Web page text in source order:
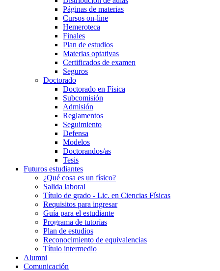
Páginas de materias
Cursos on-line
Hemeroteca
Finales
Plan de estudios
Materias optativas
Certificados de examen
Seguros
Doctorado
Doctorado en Física
Subcomisión
Admisión
Reglamentos
Seguimiento
Defensa
Modelos
Doctorandos/as
Tesis
Futuros estudiantes
¿Qué cosa es un físico?
Salida laboral
Título de grado - Lic. en Ciencias Físicas
Requisitos para ingresar
Guía para el estudiante
Programa de tutorías
Plan de estudios
Reconocimiento de equivalencias
Título intermedio
Alumni
Comunicación